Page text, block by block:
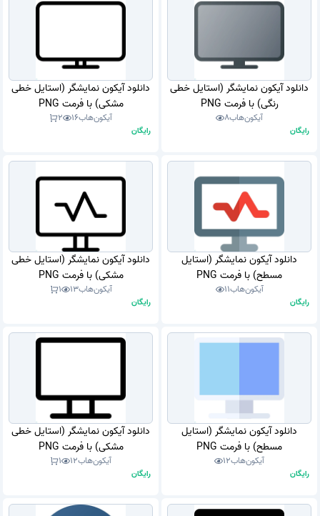
دانلود آیکون نمایشگر (استایل خطی
رنگی) با فرمت PNG
آیکون‌هاب8
رایگان
دانلود آیکون نمایشگر (استایل خطی
مشکی) با فرمت PNG
آیکون‌هاب16
2
رایگان
دانلود آیکون نمایشگر (استایل
مسطح) با فرمت PNG
آیکون‌هاب11
رایگان
دانلود آیکون نمایشگر (استایل خطی
مشکی) با فرمت PNG
آیکون‌هاب13
1
رایگان
دانلود آیکون نمایشگر (استایل
مسطح) با فرمت PNG
آیکون‌هاب12
رایگان
دانلود آیکون نمایشگر (استایل خطی
مشکی) با فرمت PNG
آیکون‌هاب12
1
رایگان